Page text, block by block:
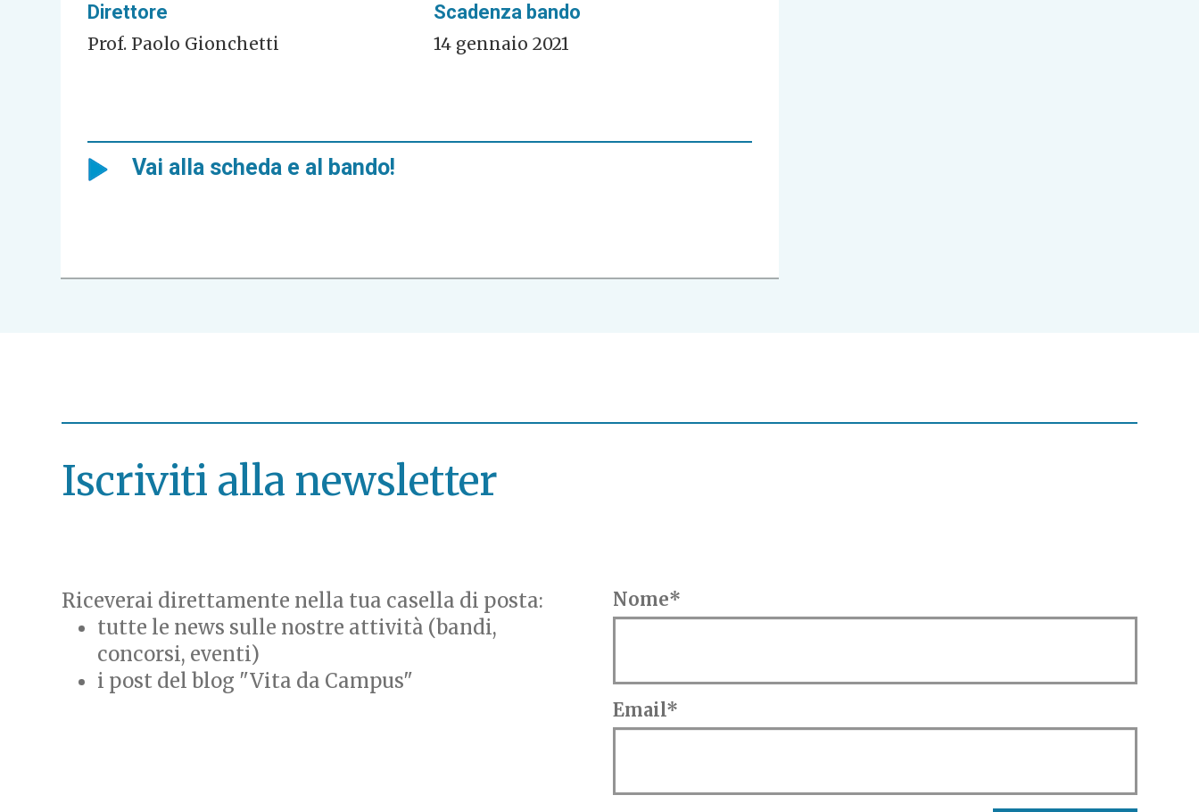
Direttore
Prof. Paolo Gionchetti
Scadenza bando
14 gennaio 2021
Vai alla scheda e al bando!
Iscriviti alla newsletter
Riceverai direttamente nella tua casella di posta:
tutte le news sulle nostre attività (bandi,
concorsi, eventi)
i post del blog "Vita da Campus"
Nome*
Email*